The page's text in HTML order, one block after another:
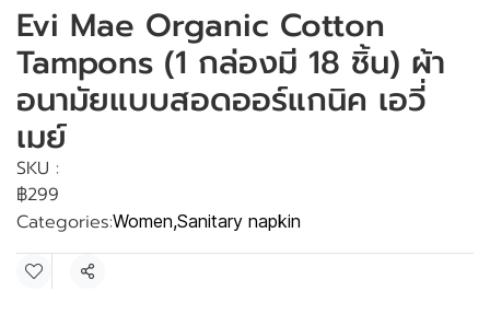
Evi Mae Organic Cotton
Tampons (1 กล่องมี 18 ชิ้น) ผ้า
อนามัยแบบสอดออร์แกนิค เอวี่
เมย์
SKU :
฿299
Categories:Women,Sanitary napkin
Share